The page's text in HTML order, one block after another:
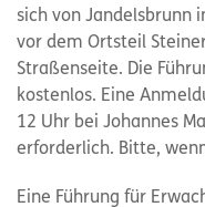
sich von Jandelsbrunn
vor dem Ortsteil
Straßenseite. Die
kostenlos. Eine
12 Uhr bei Johannes
erforderlich. Bitte,
Eine Führung für